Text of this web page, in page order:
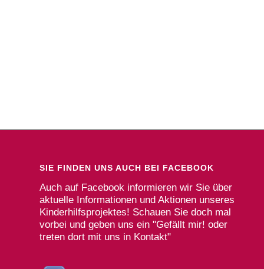
SIE FINDEN UNS AUCH BEI FACEBOOK
Auch auf Facebook informieren wir Sie über
aktuelle Informationen und Aktionen unseres
Kinderhilfsprojektes! Schauen Sie doch mal
vorbei und geben uns ein "Gefällt mir! oder
treten dort mit uns in Kontakt"